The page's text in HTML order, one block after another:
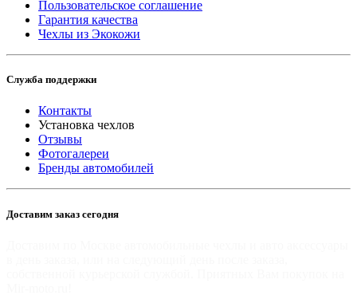
Пользовательское соглашение
Гарантия качества
Чехлы из Экокожи
Служба поддержки
Контакты
Установка чехлов
Отзывы
Фотогалереи
Бренды автомобилей
Доставим заказ сегодня